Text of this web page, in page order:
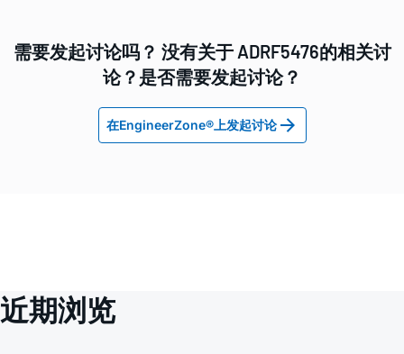
需要发起讨论吗？ 没有关于 ADRF5476的相关讨
论？是否需要发起讨论？
在EngineerZone®上发起讨论
近期浏览